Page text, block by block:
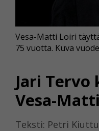
Jari
Vesa-
Teksti: Petri Kiuttu
Vesa-Matti Loiri
75 vuotta. Kuva